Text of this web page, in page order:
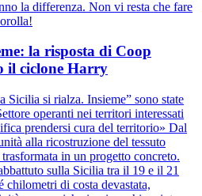
la differenza. Non vi resta che fare
la risposta di Coop
il ciclone Harry
Sicilia si rialza. Insieme” sono state
operanti nei territori interessati
prendersi cura del territorio» Dal
alla ricostruzione del tessuto
in un progetto concreto.
sulla Sicilia tra il 19 e il 21
chilometri di costa devastata,